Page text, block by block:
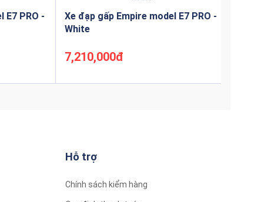
E7 PRO -
Xe đạp gấp Empire model E7 PRO -
White
7,210,000đ
Xem thêm
Hỗ trợ
Chính sách kiểm hàng